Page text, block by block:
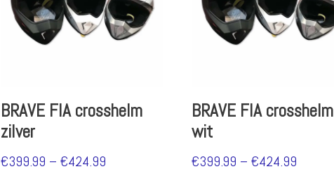
BRAVE FIA crosshelm
zilver
€399.99 – €424.99
BRAVE FIA crosshelm
wit
€399.99 –€424.99